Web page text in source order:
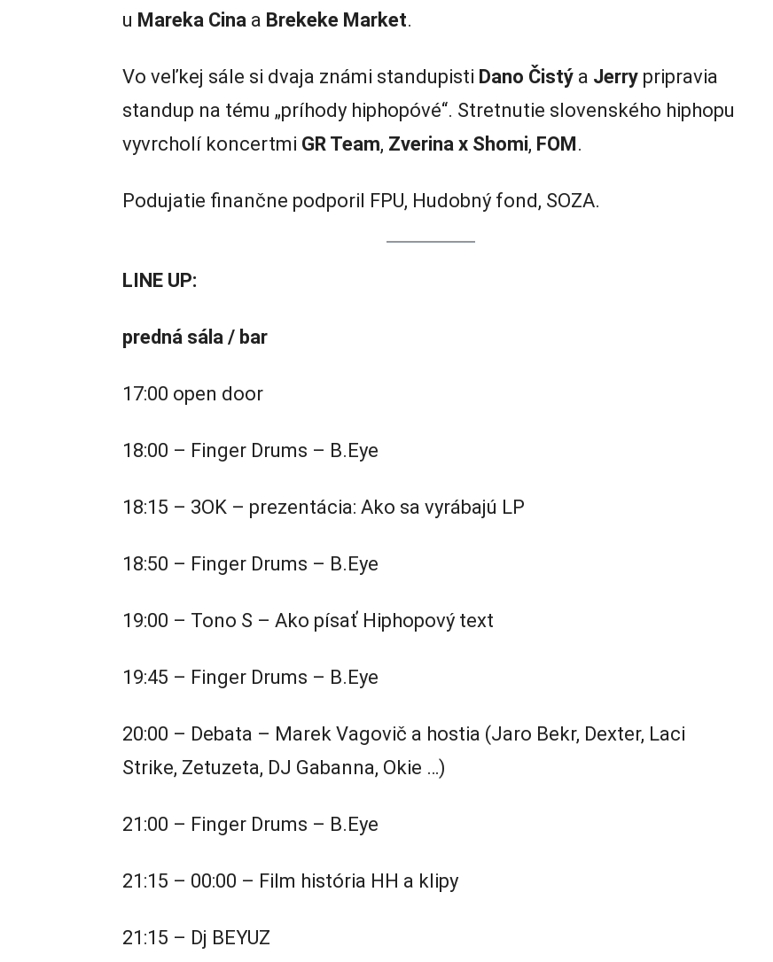
u Mareka Cina a Brekeke Market.
Vo veľkej sále si dvaja známi standupisti Dano Čistý a Jerry pripravia
standup na tému „príhody hiphopóvé“. Stretnutie slovenského hiphopu
vyvrcholí koncertmi GR Team, Zverina x Shomi, FOM.
Podujatie finančne podporil FPU, Hudobný fond, SOZA.
LINE UP:
predná sála / bar
17:00 open door
18:00 – Finger Drums – B.Eye
18:15 – 3OK – prezentácia: Ako sa vyrábajú LP
18:50 – Finger Drums – B.Eye
19:00 – Tono S – Ako písať Hiphopový text
19:45 – Finger Drums – B.Eye
20:00 – Debata – Marek Vagovič a hostia (Jaro Bekr, Dexter, Laci
Strike, Zetuzeta, DJ Gabanna, Okie …)
21:00 – Finger Drums – B.Eye
21:15 – 00:00 – Film história HH a klipy
21:15 – Dj BEYUZ